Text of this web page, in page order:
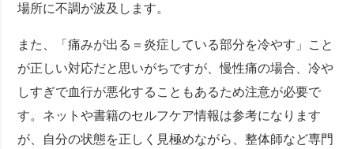
場所に不調が波及します。
また、「痛みが出る＝炎症している部分を冷やす」こと
が正しい対応だと思いがちですが、慢性痛の場合、冷や
しすぎで血行が悪化することもあるため注意が必要で
す。ネットや書籍のセルフケア情報は参考になります
が、自分の状態を正しく見極めながら、整体師など専門